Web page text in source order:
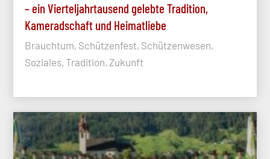
– ein Vierteljahrtausend gelebte Tradition,
Kameradschaft und Heimatliebe
Brauchtum, Schützenfest, Schützenwesen,
Soziales, Tradition, Zukunft